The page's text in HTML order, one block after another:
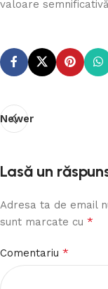
valoare
Newer
Lasă un
Adresa ta de email
sunt marcate cu *
Comentariu *